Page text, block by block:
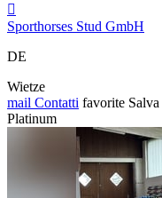

Sporthorses Stud GmbH
DE
Wietze
mail Contatti favorite Salva
Platinum